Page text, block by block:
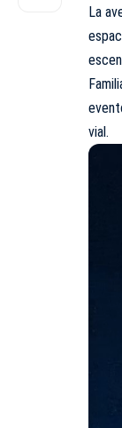
La
vial.